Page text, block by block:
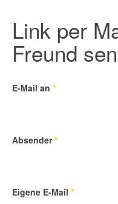
Link per
Freund
E-Mail an *
Absender*
Eigene E-Mail *